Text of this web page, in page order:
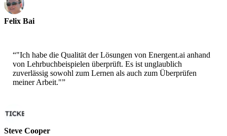
Felix Bai
“"Ich habe die Qualität der Lösungen von Energent.ai anhand
von Lehrbuchbeispielen überprüft. Es ist unglaublich
zuverlässig sowohl zum Lernen als auch zum Überprüfen
meiner Arbeit."”
Steve Cooper